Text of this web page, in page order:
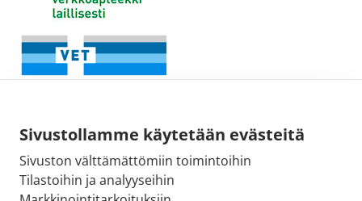
Sivustollamme käytetään evästeitä
Sivuston välttämättömiin toimintoihin
Tilastoihin ja analyyseihin
Fimean sähköpostiosoite: